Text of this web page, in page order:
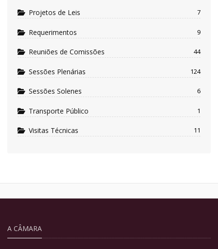
Projetos de Leis 7
Requerimentos 9
Reuniões de Comissões 44
Sessões Plenárias 124
Sessões Solenes 6
Transporte Público 1
Visitas Técnicas 11
A CÂMARA